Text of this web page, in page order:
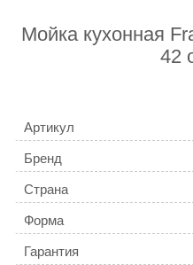
Мойка кухонная
42
Артикул
Бренд
Страна
Форма
Гарантия